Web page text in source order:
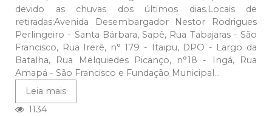
devido as chuvas dos últimos dias.Locais de
retiradas:Avenida Desembargador Nestor Rodrigues
Perlingeiro - Santa Bárbara, Sapê, Rua Tabajaras - São
Francisco, Rua Irerê, n° 179 - Itaipu, DPO - Largo da
Batalha, Rua Melquiedes Picanço, n°18 - Ingá, Rua
Amapá - São Francisco e Fundação Municipal...
Leia mais
1134